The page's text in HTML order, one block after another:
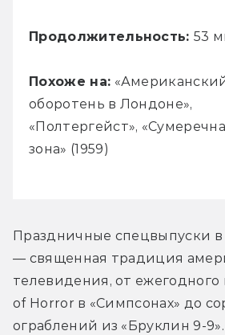
Продолжительность:53
Похоже на:
оборотень в Лондоне»,
«Полтергейст»,
зона» (1959)
Праздничные спецвыпуски в
— священная традиция
телевидения, от
of Horror в «Симпсонах» до
ограблений из «Бруклин 9-